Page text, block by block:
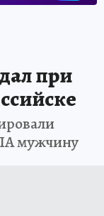
при
мужчину